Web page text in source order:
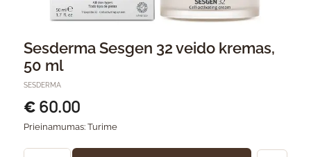
Sesderma Sesgen 32 veido kremas,
50 ml
SESDERMA
€ 60.00
Prieinamumas: Turime